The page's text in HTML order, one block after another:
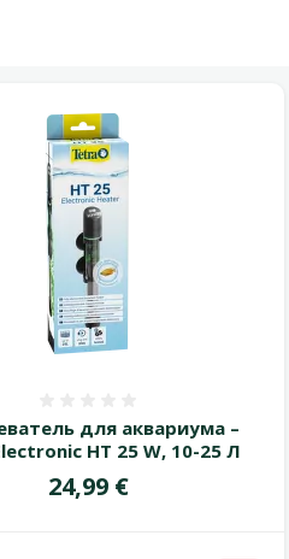
для аквариума –
HT 25 W, 10-25 Л
Цена
24,99 €